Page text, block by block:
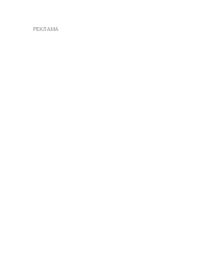
РЕКЛАМА